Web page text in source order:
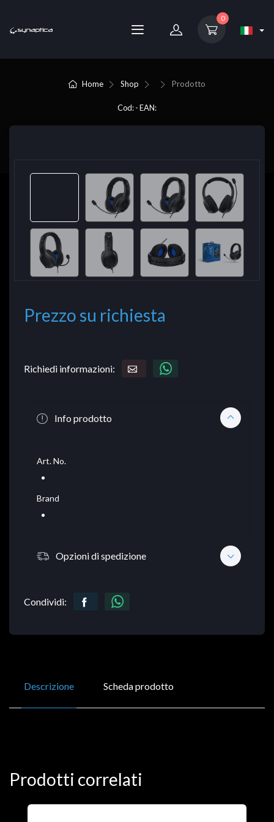
0
Home Shop Prodotto
Cod: - EAN:
Prezzo su richiesta
Richiedi informazioni:
Info prodotto
Art. No.
Brand
Opzioni di spedizione
Condividi:
Descrizione Scheda prodotto
Prodotti correlati